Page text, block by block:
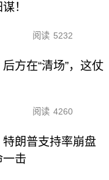
！
阅读 5232
方在“清场”，这仗
阅读 4260
朗普支持率崩盘
一击